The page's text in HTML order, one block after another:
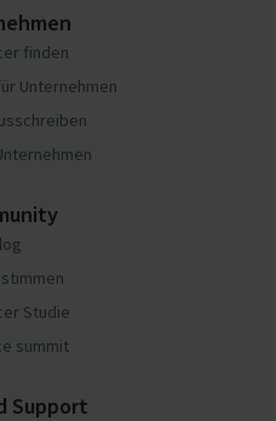
finden
Unternehmen
Studie
summit
Support